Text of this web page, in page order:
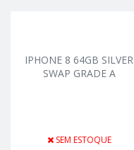
IPHONE 8 64GB SILVER
SWAP GRADE A
SEM ESTOQUE